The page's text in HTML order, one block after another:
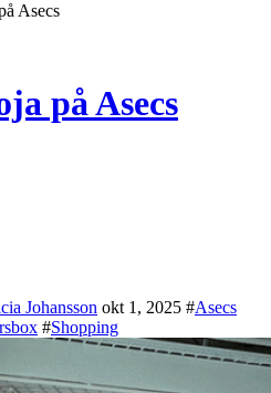
Asecs
på Asecs
Johansson okt 1, 2025 #Asecs
#Shopping